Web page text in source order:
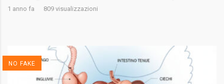
1 anno fa 809 visualizzazioni
NO FAKE